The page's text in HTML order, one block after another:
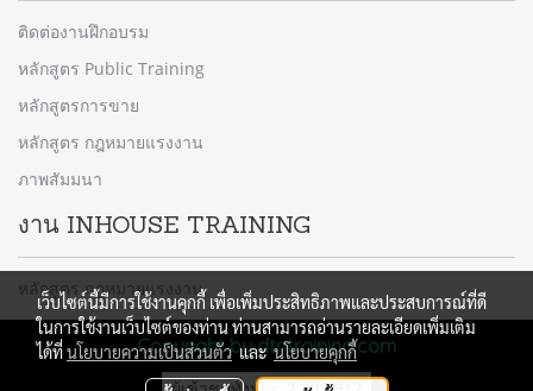
ติดต่องานฝึกอบรม
หลักสูตร Public Training
หลักสูตรการขาย
หลักสูตร กฎหมายแรงงาน
ภาพสัมมนา
งาน INHOUSE TRAINING
หลักสูตร กฎหมายแรงงาน
Copyright by dtntraining.com
เว็บไซต์นี้มีการใช้งานคุกกี้ เพื่อเพิ่มประสิทธิภาพและประสบการณ์ที่ดี
ในการใช้งานเว็บไซต์ของท่าน ท่านสามารถอ่านรายละเอียดเพิ่มเติม
ได้ที่นโยบายความเป็นส่วนตัวและนโยบายคุกกี้